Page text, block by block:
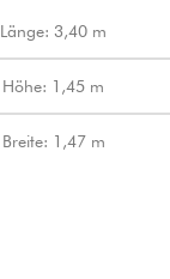
Länge: 3,40 m
Höhe: 1,45 m
Breite: 1,47 m